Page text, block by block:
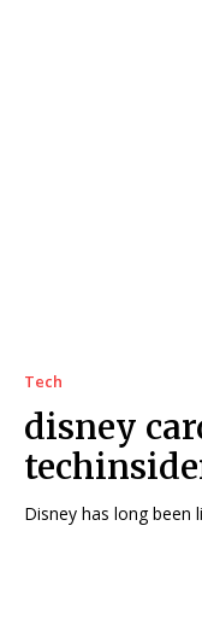
Tech
disney
Disney has long been